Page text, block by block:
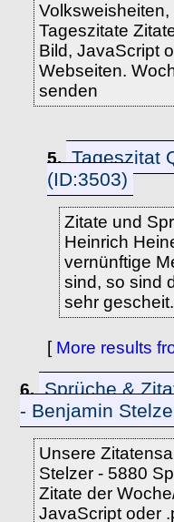
Tageszitate
Bild, JavaScript
Webseiten.
senden
5. Tageszitat
(ID:3503)
Zitate und
Heinrich
vernünftige
sind, so sind
sehr gescheit.
[ More results
6. Sprüche &
- Benjamin
Unsere
Stelzer - 5880
Zitate der
JavaScript oder